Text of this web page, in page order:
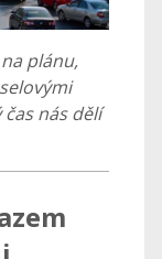
plánu,
nás dělí